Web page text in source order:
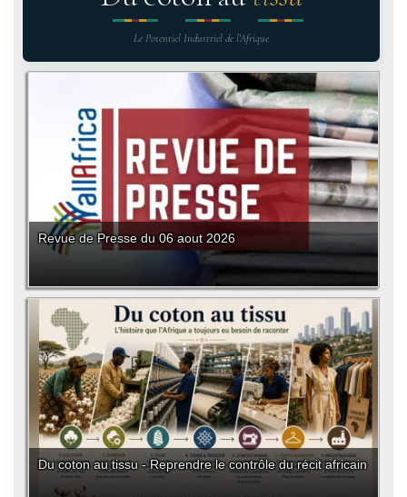
Le Potentiel Industriel de l'Afrique
Revue de Presse du 06 aout 2026
Du coton au tissu - Reprendre le contrôle du récit africain